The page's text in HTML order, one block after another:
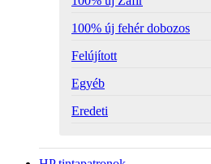
100% új fehér dobozos
Felújított
Egyéb
Eredeti